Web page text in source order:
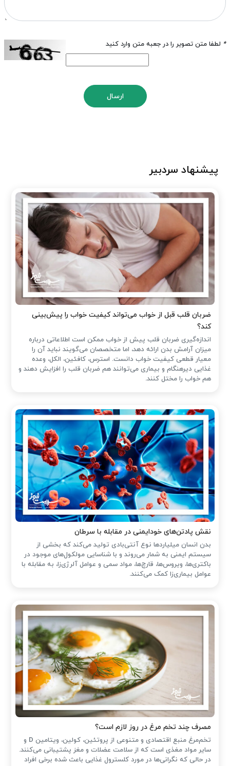
* لطفا متن تصویر را در جعبه متن وارد کنید
ارسال
پیشنهاد سردبیر
ضربان قلب قبل از خواب می‌تواند کیفیت خواب را پیش‌بینی
کند؟
اندازه‌گیری ضربان قلب پیش از خواب ممکن است اطلاعاتی درباره
میزان آرامش بدن ارائه دهد، اما متخصصان می‌گویند نباید آن را
معیار قطعی کیفیت خواب دانست. استرس، کافئین، الکل، وعده
غذایی دیرهنگام و بیماری می‌توانند هم ضربان قلب را افزایش دهند و
هم خواب را مختل کنند.
نقش پادتن‌های خودایمنی در مقابله با سرطان
بدن انسان میلیاردها نوع آنتی‌بادی تولید می‌کند که بخشی از
سیستم ایمنی به شمار می‌روند و با شناسایی مولکول‌های موجود در
باکتری‌ها، ویروس‌ها، قارچ‌ها، مواد سمی و عوامل آلرژی‌زا، به مقابله با
عوامل بیماری‌زا کمک می‌کنند.
مصرف چند تخم مرغ در روز لازم است؟
تخم‌مرغ منبع اقتصادی و متنوعی از پروتئین، کولین، ویتامین D و
سایر مواد مغذی است که از سلامت عضلات و مغز پشتیبانی می‌کنند.
در حالی که نگرانی‌ها در مورد کلسترول غذایی باعث شده ‌برخی افراد